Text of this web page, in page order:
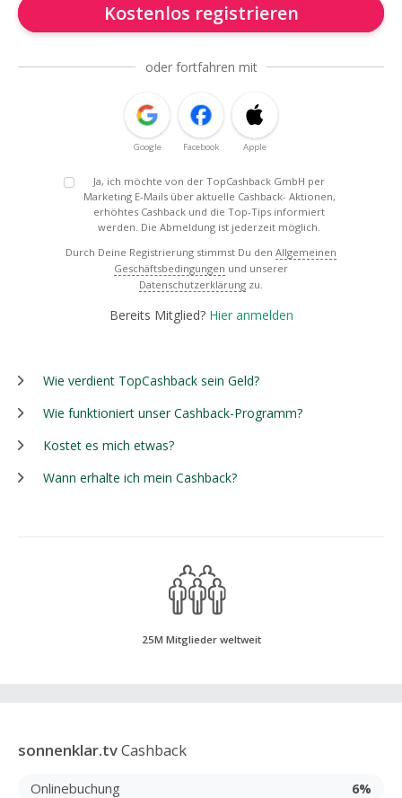
Kostenlos registrieren
oder fortfahren mit
Google Facebook Apple
Ja, ich möchte von der TopCashback GmbH per
Marketing E-Mails über aktuelle Cashback- Aktionen,
erhöhtes Cashback und die Top-Tips informiert
werden. Die Abmeldung ist jederzeit möglich.
Durch Deine Registrierung stimmst Du den Allgemeinen
Geschäftsbedingungen und unserer
Datenschutzerklärung zu.
Bereits Mitglied? Hier anmelden
Wie verdient TopCashback sein Geld?
Wie funktioniert unser Cashback-Programm?
Kostet es mich etwas?
Wann erhalte ich mein Cashback?
25M Mitglieder weltweit
sonnenklar.tvCashback
Onlinebuchung 6%